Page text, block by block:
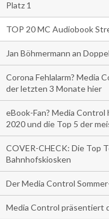
Platz 1
TOP 20 MC Audiobook
Jan Böhmermann an
Corona Fehlalarm? Media
der letzten 3 Monate hier
eBook-Fan? Media
2020 und die Top 5 der
COVER-CHECK: Die Top
Bahnhofskiosken
Der Media Control
Media Control präsentiert